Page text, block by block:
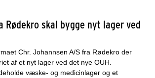
Rødekro skal bygge nyt lager ved
Chr. Johannsen A/S fra Rødekro der
af et nyt lager ved det nye OUH.
væske- og medicinlager og et